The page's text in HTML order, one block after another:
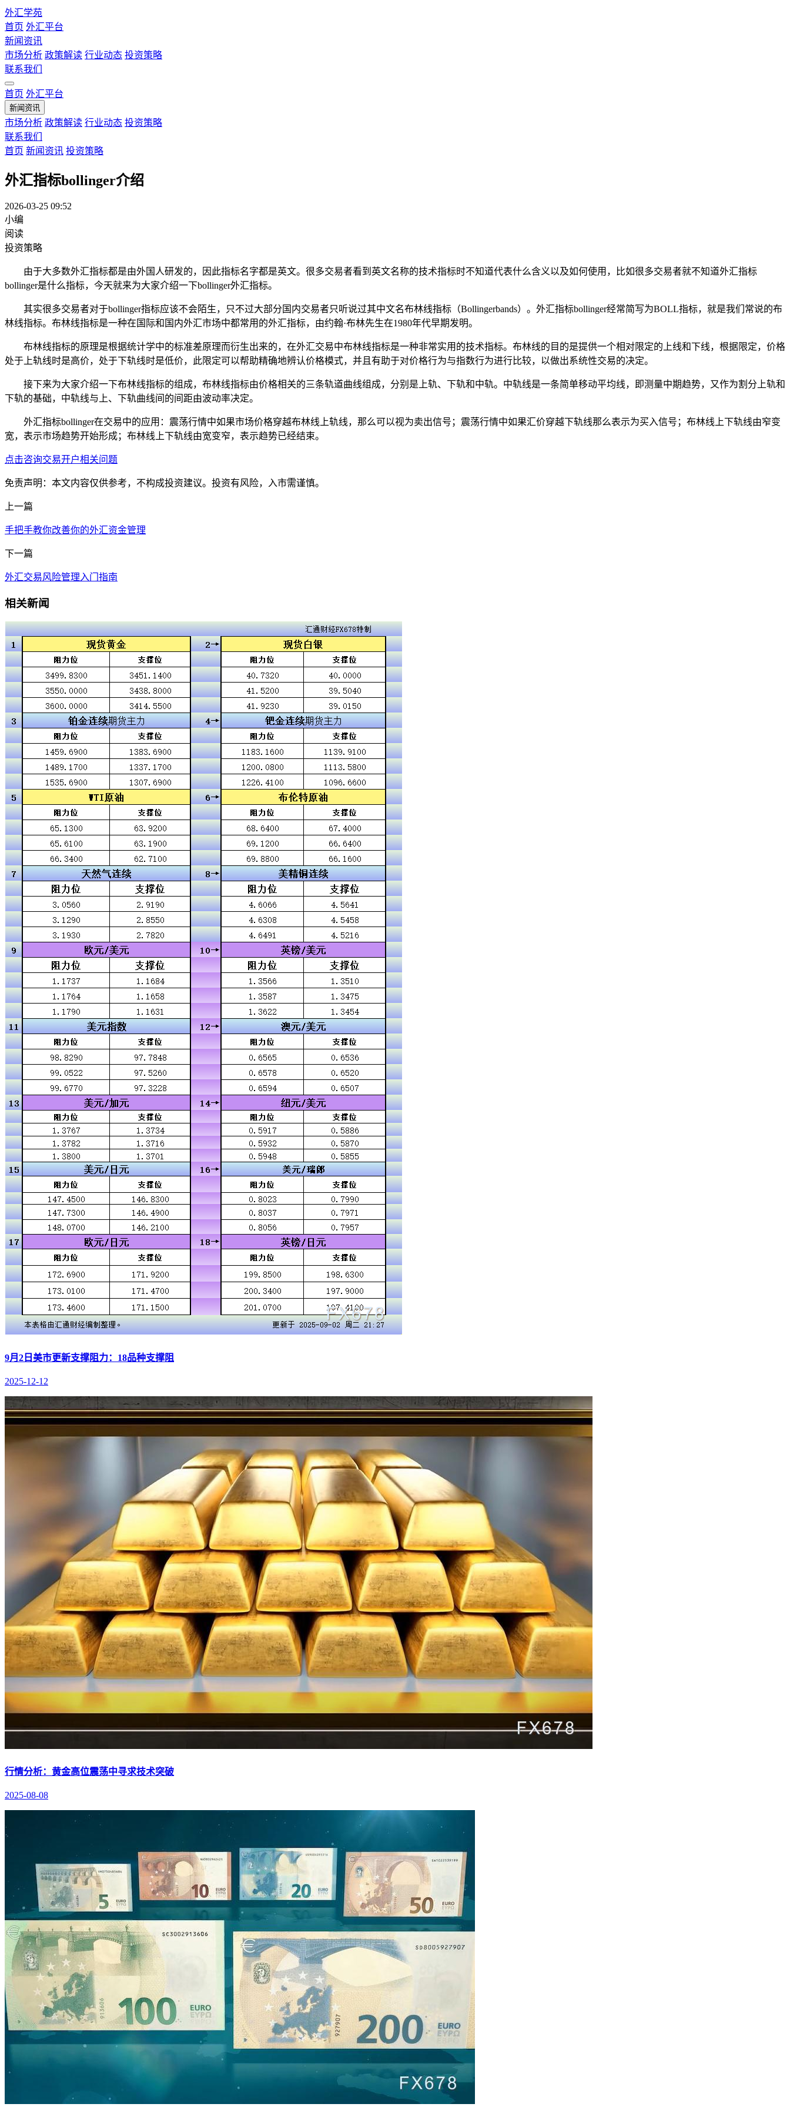
外汇学苑
首页 外汇平台
新闻资讯
市场分析 政策解读 行业动态 投资策略
联系我们
首页 外汇平台
新闻资讯
市场分析 政策解读 行业动态 投资策略
联系我们
首页 新闻资讯 投资策略
外汇指标bollinger介绍
2026-03-25 09:52
小编
阅读
投资策略
由于大多数外汇指标都是由外国人研发的，因此指标名字都是英文。很多交易者看到英文名称的技术指标时不知道代表什么含义以及如何使用，比如很多交易者就不知道外汇指标
bollinger是什么指标，今天就来为大家介绍一下bollinger外汇指标。
其实很多交易者对于bollinger指标应该不会陌生，只不过大部分国内交易者只听说过其中文名布林线指标（Bollingerbands）。外汇指标bollinger经常简写为BOLL指标，就是我们常说的布
林线指标。布林线指标是一种在国际和国内外汇市场中都常用的外汇指标，由约翰·布林先生在1980年代早期发明。
布林线指标的原理是根据统计学中的标准差原理而衍生出来的，在外汇交易中布林线指标是一种非常实用的技术指标。布林线的目的是提供一个相对限定的上线和下线，根据限定，价格
处于上轨线时是高价，处于下轨线时是低价，此限定可以帮助精确地辨认价格模式，并且有助于对价格行为与指数行为进行比较，以做出系统性交易的决定。
接下来为大家介绍一下布林线指标的组成，布林线指标由价格相关的三条轨道曲线组成，分别是上轨、下轨和中轨。中轨线是一条简单移动平均线，即测量中期趋势，又作为割分上轨和
下轨的基础，中轨线与上、下轨曲线间的间距由波动率决定。
外汇指标bollinger在交易中的应用：震荡行情中如果市场价格穿越布林线上轨线，那么可以视为卖出信号；震荡行情中如果汇价穿越下轨线那么表示为买入信号；布林线上下轨线由窄变
宽，表示市场趋势开始形成；布林线上下轨线由宽变窄，表示趋势已经结束。
点击咨询交易开户相关问题
免责声明：本文内容仅供参考，不构成投资建议。投资有风险，入市需谨慎。
上一篇
手把手教你改善你的外汇资金管理
下一篇
外汇交易风险管理入门指南
相关新闻
9月2日美市更新支撑阻力：18品种支撑阻
2025-12-12
行情分析：黄金高位震荡中寻求技术突破
2025-08-08